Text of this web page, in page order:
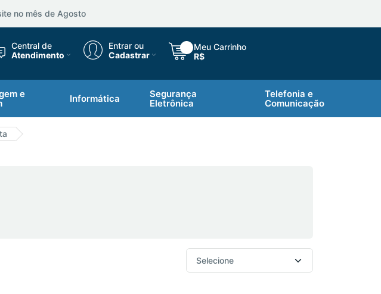
no mês de Agosto
Central de
Atendimento
Entrar ou
Cadastrar
Meu Carrinho
R$
e
Informática
Segurança
Eletrônica
Telefonia e
Comunicação